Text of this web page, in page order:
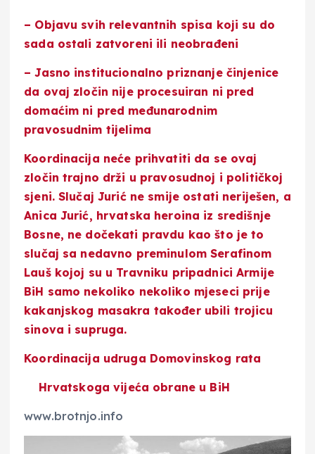
– Objavu svih relevantnih spisa koji su do
sada ostali zatvoreni ili neobrađeni
– Jasno institucionalno priznanje činjenice
da ovaj zločin nije procesuiran ni pred
domaćim ni pred međunarodnim
pravosudnim tijelima
Koordinacija neće prihvatiti da se ovaj
zločin trajno drži u pravosudnoj i političkoj
sjeni. Slučaj Jurić ne smije ostati neriješen, a
Anica Jurić, hrvatska heroina iz središnje
Bosne, ne dočekati pravdu kao što je to
slučaj sa nedavno preminulom Serafinom
Lauš kojoj su u Travniku pripadnici Armije
BiH samo nekoliko nekoliko mjeseci prije
kakanjskog masakra također ubili trojicu
sinova i supruga.
Koordinacija udruga Domovinskog rata
Hrvatskoga vijeća obrane u BiH
www.brotnjo.info